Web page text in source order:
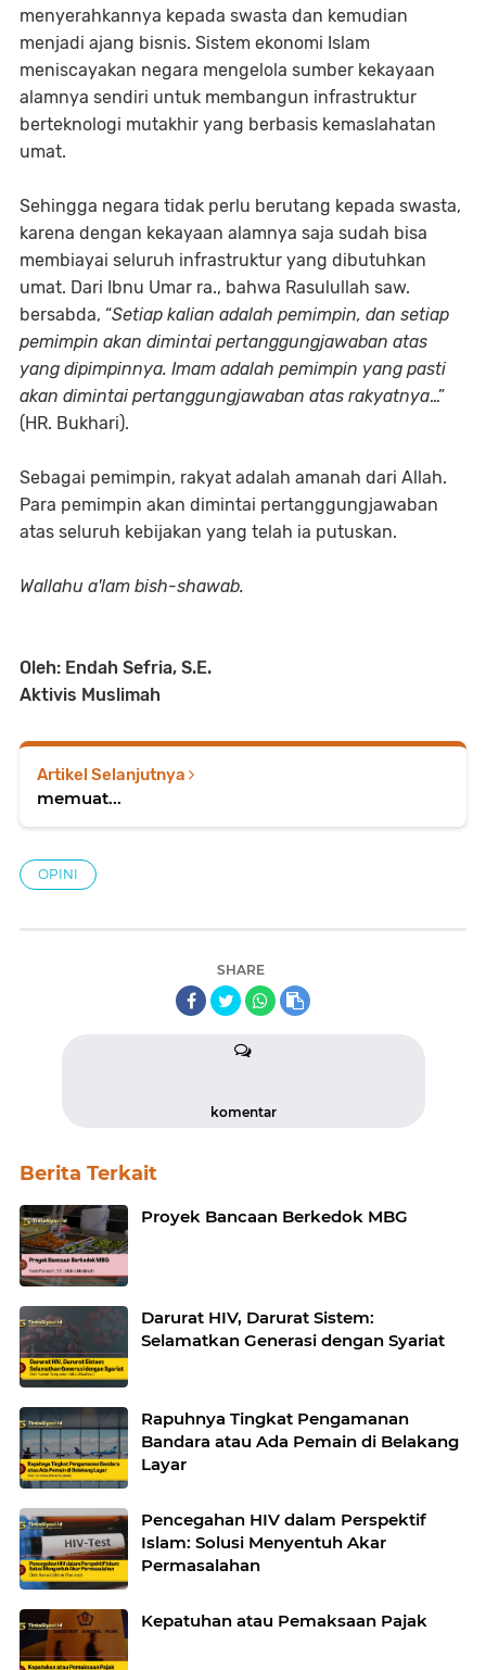
menyerahkannya kepada swasta dan kemudian
menjadi ajang bisnis. Sistem ekonomi Islam
meniscayakan negara mengelola sumber kekayaan
alamnya sendiri untuk membangun infrastruktur
berteknologi mutakhir yang berbasis kemaslahatan
umat.
Sehingga negara tidak perlu berutang kepada swasta,
karena dengan kekayaan alamnya saja sudah bisa
membiayai seluruh infrastruktur yang dibutuhkan
umat. Dari Ibnu Umar ra., bahwa Rasulullah saw.
bersabda, “Setiap kalian adalah pemimpin, dan setiap
pemimpin akan dimintai pertanggungjawaban atas
yang dipimpinnya. Imam adalah pemimpin yang pasti
akan dimintai pertanggungjawaban atas rakyatnya…”
(HR. Bukhari).
Sebagai pemimpin, rakyat adalah amanah dari Allah.
Para pemimpin akan dimintai pertanggungjawaban
atas seluruh kebijakan yang telah ia putuskan.
Wallahu a'lam bish-shawab.
Oleh: Endah Sefria, S.E.
Aktivis Muslimah
Artikel Selanjutnya
memuat...
OPINI
SHARE
komentar
Berita Terkait
Proyek Bancaan Berkedok MBG
Darurat HIV, Darurat Sistem:
Selamatkan Generasi dengan Syariat
Rapuhnya Tingkat Pengamanan
Bandara atau Ada Pemain di Belakang
Layar
Pencegahan HIV dalam Perspektif
Islam: Solusi Menyentuh Akar
Permasalahan
Kepatuhan atau Pemaksaan Pajak